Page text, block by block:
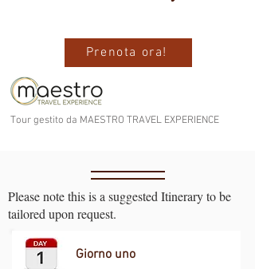
Prenota ora!
Tour gestito da MAESTRO TRAVEL EXPERIENCE
Please note this is a suggested Itinerary to be
tailored upon request.
Giorno uno